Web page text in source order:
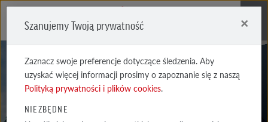
Szanujemy Twoją prywatność ×
Zaznacz swoje preferencje dotyczące śledzenia. Aby
uzyskać więcej informacji prosimy o zapoznanie się z naszą
Polityką prywatności i plików cookies.
NIEZBĘDNE